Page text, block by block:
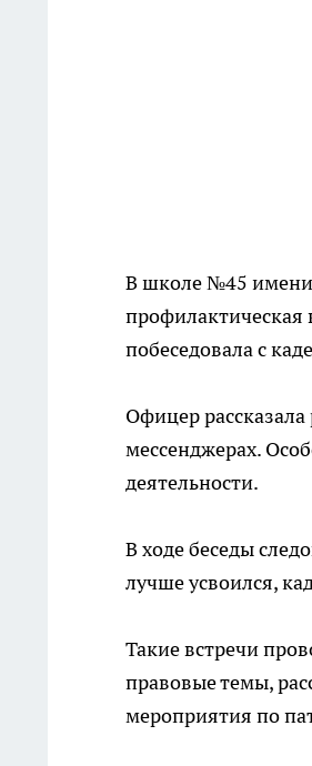
В школе №45 имени
профилактическая
побеседовала с
Офицер
мессенджерах.
деятельности.
В ходе беседы
лучше усвоился,
Такие встречи
правовые темы,
мероприятия по